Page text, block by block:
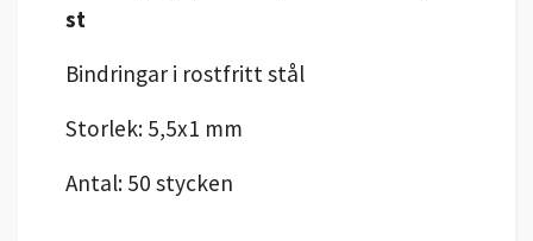
st
Bindringar i rostfritt stål
Storlek: 5,5x1 mm
Antal: 50 stycken